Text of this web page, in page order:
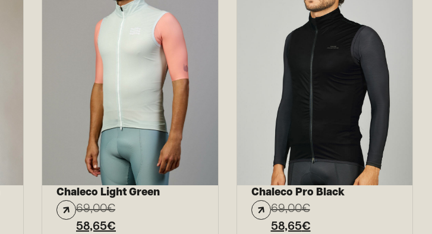
Chaleco Light Green
69,00€
58,65€
Chaleco Pro Black
69,00€
58,65€